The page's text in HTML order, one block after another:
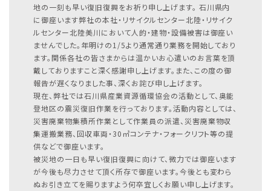
地の一刻も早い復旧復興をお祈り申し上げます。 石川県内
に御座います弊社の本社・リサイクルセンター北陸・リサイク
ルセンター北陸美川において人的・建物・設備被害は御座い
ませんでした。年明けの1/5より通常通り業務を開始しており
ます。関係各社の皆さまからは温かいお心遣いのお言葉を頂
戴しておりますこと深く感謝申し上げます。また、この度の御
報告が遅くなりました事、深くお詫び申し上げます。
現在、弊社では石川県産業資源循環協会の活動として、奥能
登地区の震災復旧作業を行っております。活動内容としては、
災害廃棄物集積所作業として作業員の派遣、災害廃棄物収
集運搬業務、回収車両・30㎥コンテナ・フォークリフト等の提
供などで御座います。
被災地の一日も早い復旧復興に向けて、微力では御座います
が今後も尽力させて頂く所存で御座います。今後とも変わら
ぬお引き立てを賜りますよう何卒宜しくお願い申し上げます。